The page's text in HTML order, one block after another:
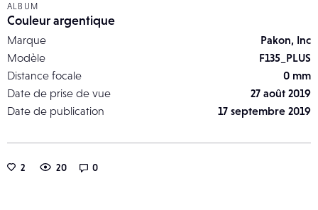
ALBUM
Couleur argentique
Marque
Pakon, Inc
Modèle
F135_PLUS
Distance focale
0 mm
Date de prise de vue
27 août 2019
Date de publication
17 septembre 2019
2 20 0